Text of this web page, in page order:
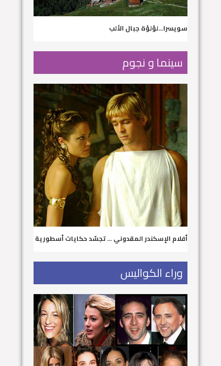
سويسرا…لؤلؤة جبال الألب
سينما و نجوم
أفلام الإسكندر المقدوني … تجسّد حكايات أسطورية
وراء الكواليس